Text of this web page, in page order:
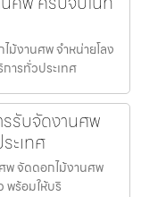
งานศพ จำหน่ายโลง
ารทั่วประเทศ
รับจัดงานศพ
ะเทศ
พ จัดดอกไม้งานศพ
พร้อมให้บริ